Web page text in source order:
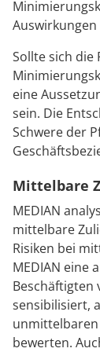
Sollte sich
eine
sein. Die
Schwere der
Mittelbare
MEDIAN
mittelbare
Risiken bei
MEDIAN eine
Beschäftigten
sensibilisiert,
bewerten.